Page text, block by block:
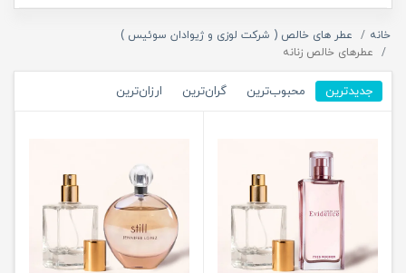
خانه
عطر های خالص ( شرکت لوزی و ژیوادان سوئیس )
عطرهای خالص زنانه
جدیدترین محبوب‌ترین گران‌ترین ارزان‌ترین